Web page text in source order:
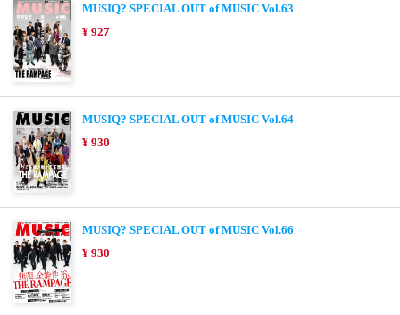
MUSIQ? SPECIAL OUT of MUSIC Vol.63
¥ 927
MUSIQ? SPECIAL OUT of MUSIC Vol.64
¥ 930
MUSIQ? SPECIAL OUT of MUSIC Vol.66
¥ 930